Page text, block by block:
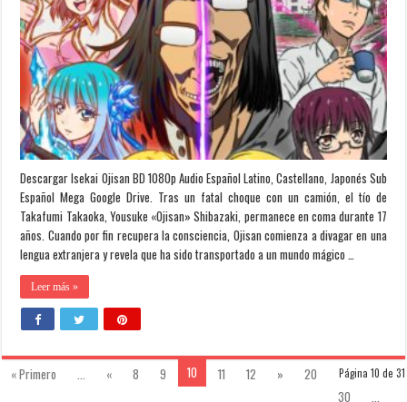
Descargar Isekai Ojisan BD 1080p Audio Español Latino, Castellano, Japonés Sub
Español Mega Google Drive. Tras un fatal choque con un camión, el tío de
Takafumi Takaoka, Yousuke «Ojisan» Shibazaki, permanece en coma durante 17
años. Cuando por fin recupera la consciencia, Ojisan comienza a divagar en una
lengua extranjera y revela que ha sido transportado a un mundo mágico …
Leer más »
Página 10 de 31
« Primero ... « 8 9 10 11 12 »
20
30
...